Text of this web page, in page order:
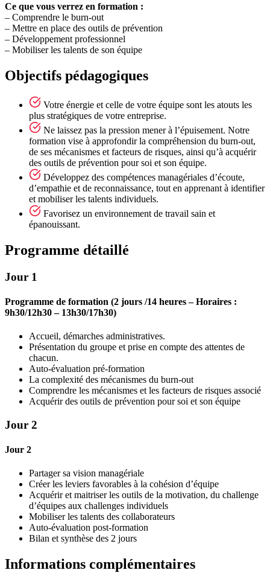
Ce que vous verrez en formation :
– Comprendre le burn-out
– Mettre en place des outils de prévention
– Développement professionnel
– Mobiliser les talents de son équipe
Objectifs pédagogiques
Votre énergie et celle de votre équipe sont les atouts les
plus stratégiques de votre entreprise.
Ne laissez pas la pression mener à l’épuisement. Notre
formation vise à approfondir la compréhension du burn-out,
de ses mécanismes et facteurs de risques, ainsi qu’à acquérir
des outils de prévention pour soi et son équipe.
Développez des compétences managériales d’écoute,
d’empathie et de reconnaissance, tout en apprenant à identifier
et mobiliser les talents individuels.
Favorisez un environnement de travail sain et
épanouissant.
Programme détaillé
Jour 1
Programme de formation (2 jours /14 heures – Horaires :
9h30/12h30 – 13h30/17h30)
Accueil, démarches administratives.
Présentation du groupe et prise en compte des attentes de
chacun.
Auto-évaluation pré-formation
La complexité des mécanismes du burn-out
Comprendre les mécanismes et les facteurs de risques associé
Acquérir des outils de prévention pour soi et son équipe
Jour 2
Jour 2
Partager sa vision managériale
Créer les leviers favorables à la cohésion d’équipe
Acquérir et maitriser les outils de la motivation, du challenge
d’équipes aux challenges individuels
Mobiliser les talents des collaborateurs
Auto-évaluation post-formation
Bilan et synthèse des 2 jours
Informations complémentaires